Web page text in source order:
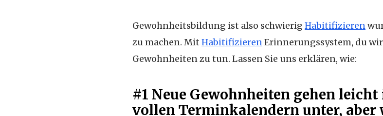
Gewohnheitsbildung ist also schwierig Habitifizieren
zu machen. Mit HabitifizierenErinnerungssystem, du
Gewohnheiten zu tun. Lassen Sie uns erklären, wie:
#1 Neue Gewohnheiten gehen
vollen Terminkalendern unter, aber